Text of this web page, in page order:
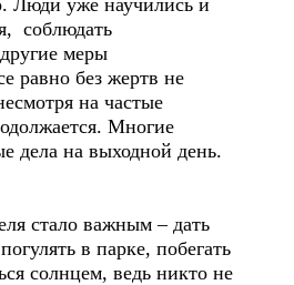
Люди уже научились и
соблюдать
меры
равно без жертв не
на частые
Многие
дела на выходной день.
стало важным – дать
в парке, побегать
солнцем, ведь никто не